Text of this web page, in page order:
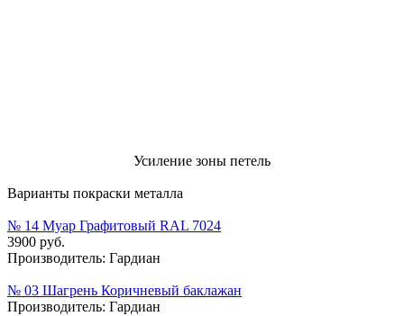
Усиление зоны петель
Варианты покраски металла
№ 14 Муар Графитовый RAL 7024
3900 руб.
Производитель: Гардиан
№ 03 Шагрень Коричневый баклажан
Производитель: Гардиан